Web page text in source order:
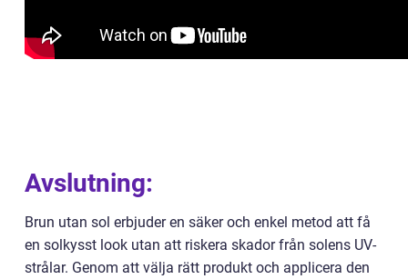
Avslutning:
Brun utan sol erbjuder en säker och enkel metod att få
en solkysst look utan att riskera skador från solens UV-
strålar. Genom att välja rätt produkt och applicera den